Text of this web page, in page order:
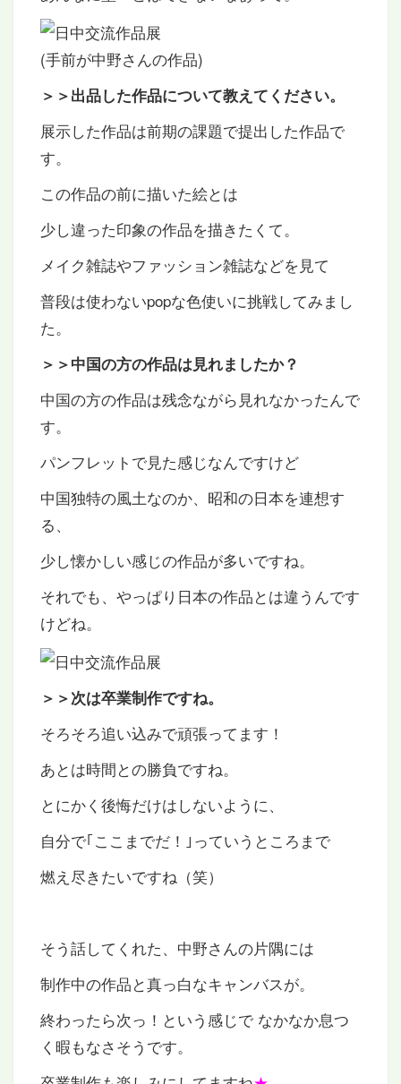
(手前が中野さんの作品)
＞＞出品した作品について教えてください。
展示した作品は前期の課題で提出した作品で
す。
この作品の前に描いた絵とは
少し違った印象の作品を描きたくて。
メイク雑誌やファッション雑誌などを見て
普段は使わないpopな色使いに挑戦してみまし
た。
＞＞中国の方の作品は見れましたか？
中国の方の作品は残念ながら見れなかったんで
す。
パンフレットで見た感じなんですけど
中国独特の風土なのか、昭和の日本を連想す
る、
少し懐かしい感じの作品が多いですね。
それでも、やっぱり日本の作品とは違うんです
けどね。
＞＞次は卒業制作ですね。
そろそろ追い込みで頑張ってます！
あとは時間との勝負ですね。
とにかく後悔だけはしないように、
自分で｢ここまでだ！｣っていうところまで
燃え尽きたいですね（笑）
そう話してくれた、中野さんの片隅には
制作中の作品と真っ白なキャンバスが。
終わったら次っ！という感じで なかなか息つ
く暇もなさそうです。